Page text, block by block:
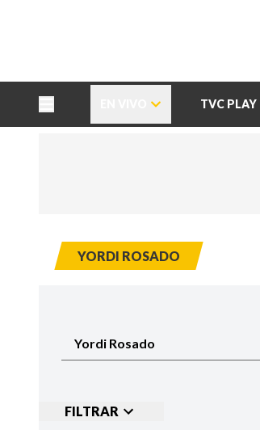
TVC PLAY
YORDI ROSADO
FILTRAR